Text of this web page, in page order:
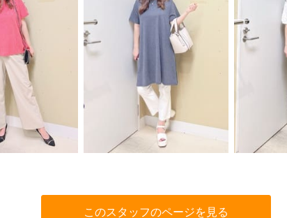
このスタッフのページを見る